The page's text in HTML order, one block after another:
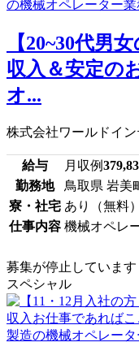
【20~30代男
収入＆安定の
オ...
株式会社ワールドイ
給与 月収例
勤務地
鳥取県 岩美
寮・社宅 あり（無料）
仕事内容 機械オペレ
募集が停止しています
スペシャル